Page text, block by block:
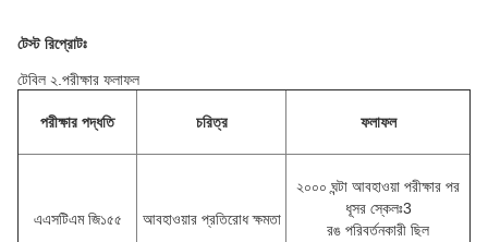
টেস্ট রিপ্রোটঃ
টেবিল ২.পরীক্ষার ফলাফল
পরীক্ষার পদ্ধতি চরিত্র ফলাফল
এএসটিএম জি১৫৫ আবহাওয়ার প্রতিরোধ ক্ষমতা
২০০০ ঘন্টা আবহাওয়া পরীক্ষার পর
ধূসর স্কেলঃ3
রঙ পরিবর্তনকারী ছিল